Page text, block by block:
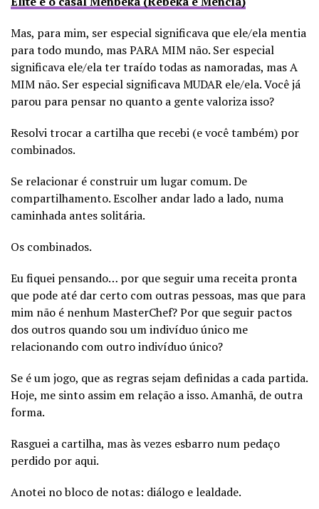
Mas, para mim, ser especial significava que ele/ela mentia
para todo mundo, mas PARA MIM não. Ser especial
significava ele/ela ter traído todas as namoradas, mas A
MIM não. Ser especial significava MUDAR ele/ela. Você já
parou para pensar no quanto a gente valoriza isso?
Resolvi trocar a cartilha que recebi (e você também) por
combinados.
Se relacionar é construir um lugar comum. De
compartilhamento. Escolher andar lado a lado, numa
caminhada antes solitária.
Os combinados.
Eu fiquei pensando… por que seguir uma receita pronta
que pode até dar certo com outras pessoas, mas que para
mim não é nenhum MasterChef? Por que seguir pactos
dos outros quando sou um indivíduo único me
relacionando com outro indivíduo único?
Se é um jogo, que as regras sejam definidas a cada partida.
Hoje, me sinto assim em relação a isso. Amanhã, de outra
forma.
Rasguei a cartilha, mas às vezes esbarro num pedaço
perdido por aqui.
Anotei no bloco de notas: diálogo e lealdade.